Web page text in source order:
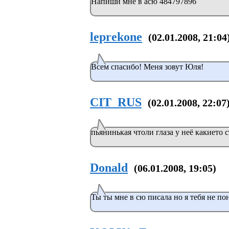
leprekone (02.01.2008,
Всем спасибо! Меня зовут Юля!
CIT_RUS (02.01.2008, 22:07)
пьянинькая чтоли глаза у неё какието
Donald (06.01.2008, 19:05)
Ты ты мне в сю писала но я тебя не